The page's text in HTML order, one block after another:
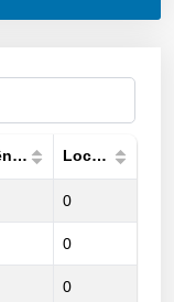
Agências Lockers
0
0
0